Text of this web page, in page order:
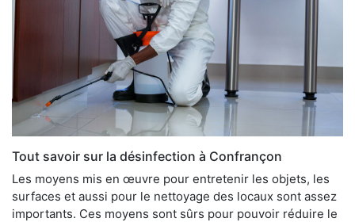
Tout savoir sur la désinfection à Confrançon
Les moyens mis en œuvre pour entretenir les objets, les
surfaces et aussi pour le nettoyage des locaux sont assez
importants. Ces moyens sont sûrs pour pouvoir réduire le